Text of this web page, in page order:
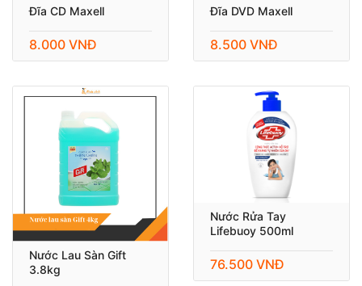
Đĩa CD Maxell
8.000 VNĐ
Đĩa DVD Maxell
8.500 VNĐ
Nước Lau Sàn Gift
3.8kg
Nước Rửa Tay
Lifebuoy 500ml
76.500 VNĐ